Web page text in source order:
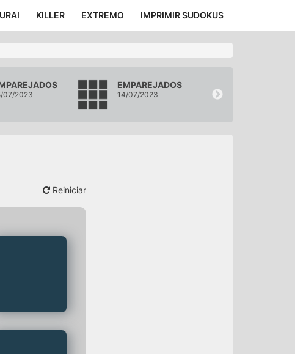
KILLER EXTREMO IMPRIMIR SUDOKUS
07/2023
EMPAREJADOS
14/07/2023
Reiniciar